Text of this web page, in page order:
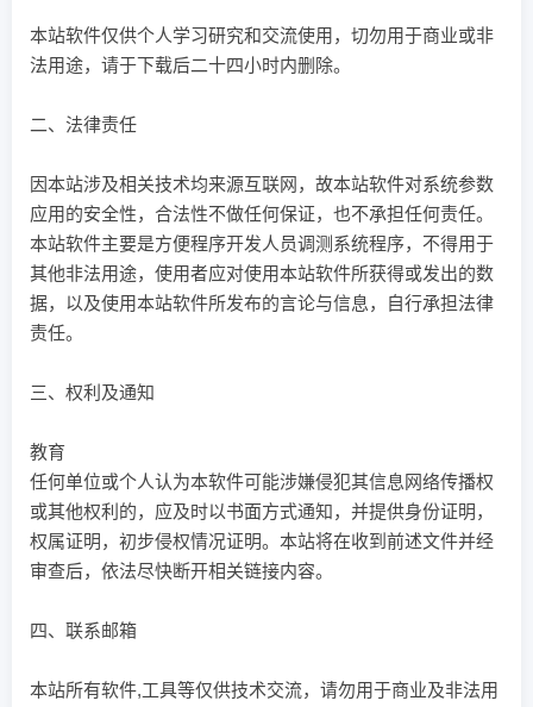
本站软件仅供个人学习研究和交流使用，切勿用于商业或非
法用途，请于下载后二十四小时内删除。
二、法律责任
因本站涉及相关技术均来源互联网，故本站软件对系统参数
应用的安全性，合法性不做任何保证，也不承担任何责任。
本站软件主要是方便程序开发人员调测系统程序，不得用于
其他非法用途，使用者应对使用本站软件所获得或发出的数
据，以及使用本站软件所发布的言论与信息，自行承担法律
责任。
三、权利及通知
教育
任何单位或个人认为本软件可能涉嫌侵犯其信息网络传播权
或其他权利的，应及时以书面方式通知，并提供身份证明，
权属证明，初步侵权情况证明。本站将在收到前述文件并经
审查后，依法尽快断开相关链接内容。
四、联系邮箱
本站所有软件,工具等仅供技术交流，请勿用于商业及非法用